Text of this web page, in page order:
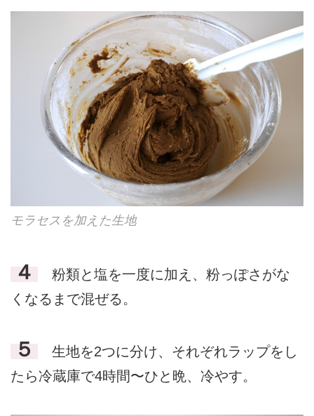
モラセスを加えた生地
４
粉類と塩を一度に加え、粉っぽさがな
くなるまで混ぜる。
５
生地を2つに分け、それぞれラップをし
たら冷蔵庫で4時間〜ひと晩、冷やす。